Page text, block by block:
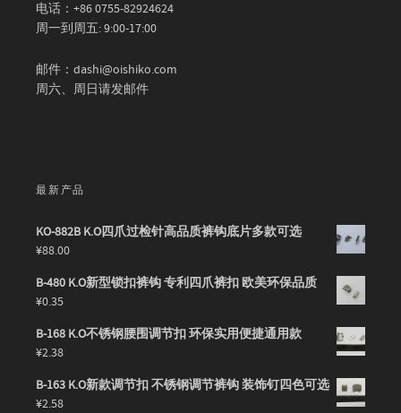
电话：+86 0755-82924624
周一到周五: 9:00-17:00
邮件：dashi@oishiko.com
周六、周日请发邮件
最新产品
KO-882B K.O四爪过检针高品质裤钩底片多款可选
¥88.00
B-480 K.O新型锁扣裤钩 专利四爪裤扣 欧美环保品质
¥0.35
B-168 K.O不锈钢腰围调节扣 环保实用便捷通用款
¥2.38
B-163 K.O新款调节扣 不锈钢调节裤钩 装饰钉四色可选
¥2.58